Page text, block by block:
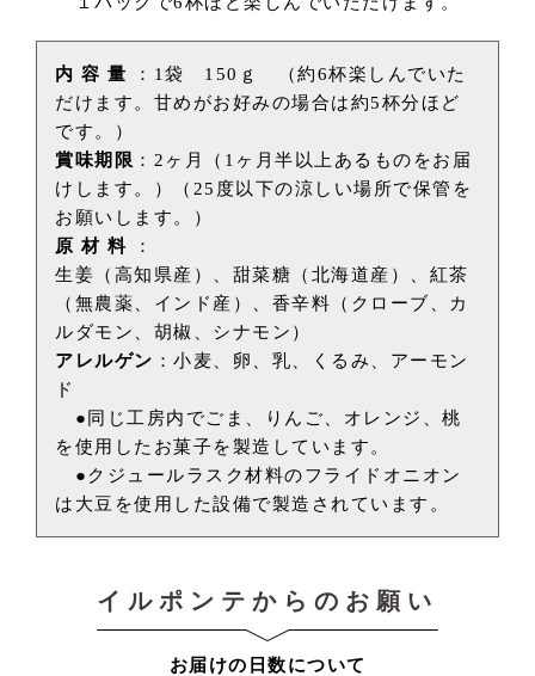
内 容 量
：1袋 150ｇ （約6杯楽しんでいた
だけます。甘めがお好みの場合は約5杯分ほど
です。）
賞味期限 ：2ヶ月（1ヶ月半以上あるものをお届
けします。）（25度以下の涼しい場所で保管を
お願いします。）
原 材 料
：
生姜（高知県産）、甜菜糖（北海道産）、紅茶
（無農薬、インド産）、香辛料（クローブ、カ
ルダモン、胡椒、シナモン）
アレルゲン ：小麦、卵、乳、くるみ、アーモン
ド
●同じ工房内でごま、りんご、オレンジ、桃
を使用したお菓子を製造しています。
●クジュールラスク材料のフライドオニオン
は大豆を使用した設備で製造されています。
イルポンテからのお願い
お届けの日数について